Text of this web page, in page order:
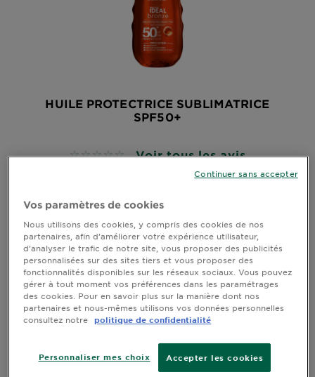
Garnier x
Notre
HUILE PROTECTRICE SUBLIMATRICE
SPF50+
No reviews Voir tous les avis
Vos paramètres de cookies
Nous utilisons des cookies, y compris des cookies de nos
partenaires, afin d’améliorer votre expérience utilisateur,
d’analyser le trafic de notre site, vous proposer des publicités
personnalisées sur des sites tiers et vous proposer des
fonctionnalités disponibles sur les réseaux sociaux. Vous pouvez
gérer à tout moment vos préférences dans les paramétrages
des cookies. Pour en savoir plus sur la manière dont nos
partenaires et nous-mêmes utilisons vos données personnelles
consultez notre
politique de confidentialité
Accepter les cookies
Personnaliser mes choix
Continuer sans accepter